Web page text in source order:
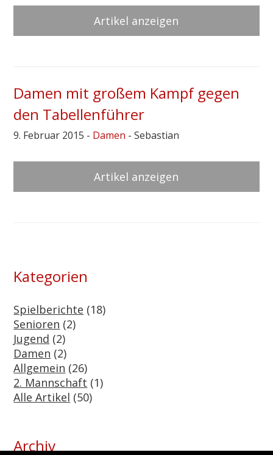
Artikel anzeigen
Damen mit großem Kampf gegen
den Tabellenführer
9. Februar 2015 - Damen - Sebastian
Artikel anzeigen
Kategorien
Spielberichte (18)
Senioren (2)
Jugend (2)
Damen (2)
Allgemein (26)
2. Mannschaft (1)
Alle Artikel (50)
Archiv